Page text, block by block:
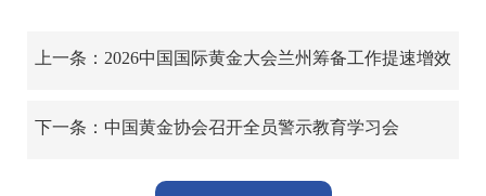
上一条：2026中国国际黄金大会兰州筹备工作提速增效
下一条：中国黄金协会召开全员警示教育学习会